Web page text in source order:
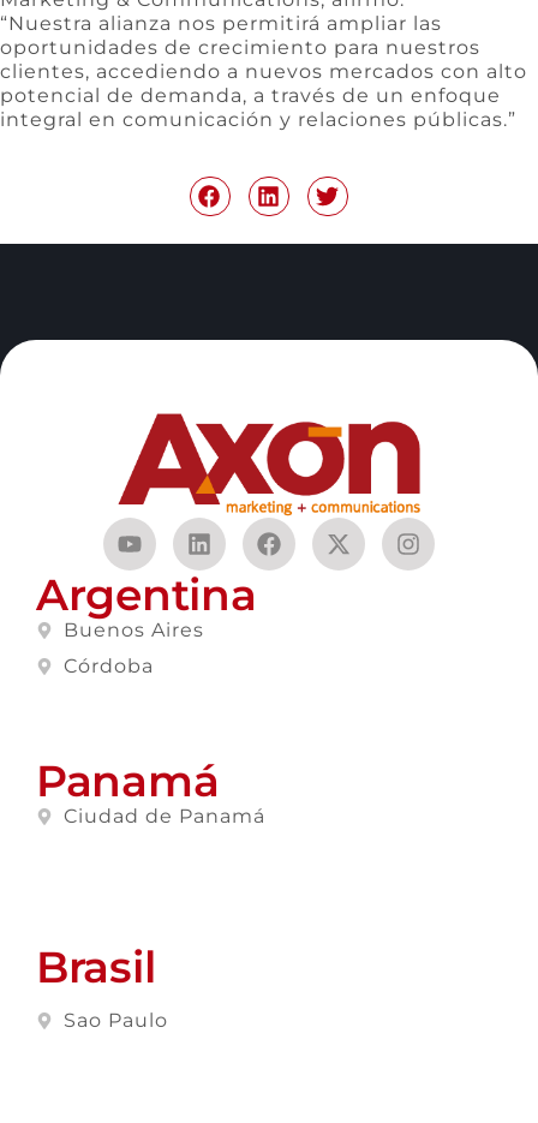
“Nuestra alianza nos permitirá ampliar las
oportunidades de crecimiento para nuestros
clientes, accediendo a nuevos mercados con alto
potencial de demanda, a través de un enfoque
integral en comunicación y relaciones públicas.”
Argentina
Buenos Aires
Córdoba
Panamá
Ciudad de Panamá
Brasil
Sao Paulo